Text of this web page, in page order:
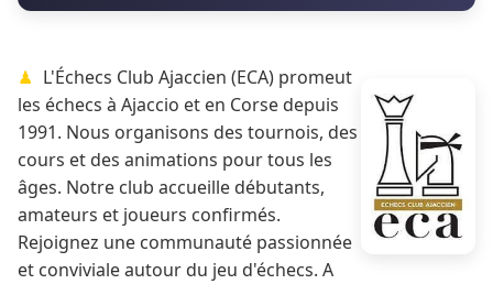
L'Échecs Club Ajaccien (ECA) promeut
les échecs à Ajaccio et en Corse depuis
1991. Nous organisons des tournois, des
cours et des animations pour tous les
âges. Notre club accueille débutants,
amateurs et joueurs confirmés.
Rejoignez une communauté passionnée
et conviviale autour du jeu d'échecs. A